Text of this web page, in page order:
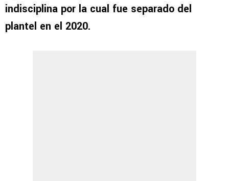
indisciplina por la cual fue separado del
plantel en el 2020.